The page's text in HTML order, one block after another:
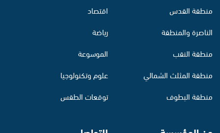
منطقة القدس
الناصرة والمنطقة
منطقة النقب
منطقة المثلث الشمالي
منطقة البطوف
اقتصاد
رياضة
الموسوعة
علوم وتكنولوجيا
توقعات الطقس